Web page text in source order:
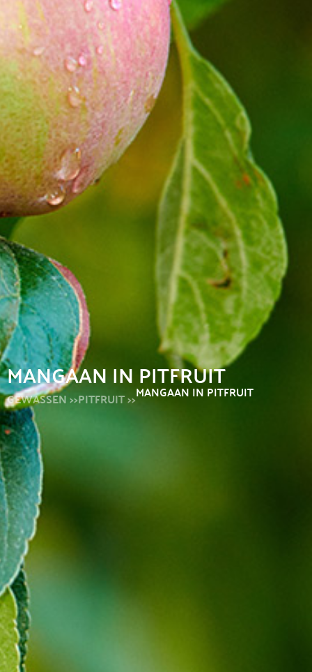
MANGAAN IN PITFRUIT
GEWASSEN >>PITFRUIT >>MANGAAN IN PITFRUIT